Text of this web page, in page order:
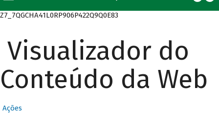
Z7_7QGCHA41L0RP906P422Q9Q0E83
Visualizador do
Conteúdo da Web
Ações